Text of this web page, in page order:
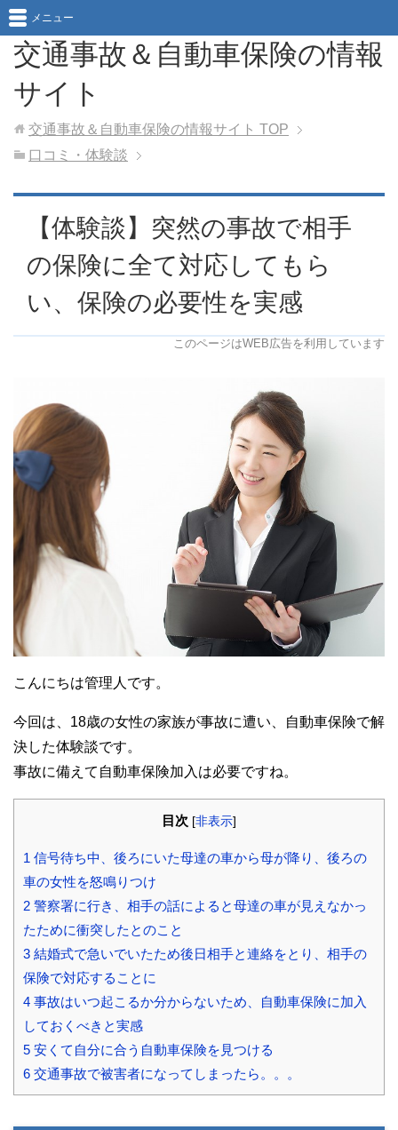
交通事故＆自動車保険の情報
サイト
メニュー
交通事故＆自動車保険の情報サイト TOP
口コミ・体験談
【体験談】突然の事故で相手
の保険に全て対応してもら
い、保険の必要性を実感
このページはWEB広告を利用しています
こんにちは管理人です。
今回は、18歳の女性の家族が事故に遭い、自動車保険で解
決した体験談です。
事故に備えて自動車保険加入は必要ですね。
目次 [非表示]
1 信号待ち中、後ろにいた母達の車から母が降り、後ろの
車の女性を怒鳴りつけ
2 警察署に行き、相手の話によると母達の車が見えなかっ
たために衝突したとのこと
3 結婚式で急いでいたため後日相手と連絡をとり、相手の
保険で対応することに
4 事故はいつ起こるか分からないため、自動車保険に加入
しておくべきと実感
5 安くて自分に合う自動車保険を見つける
6 交通事故で被害者になってしまったら。。。